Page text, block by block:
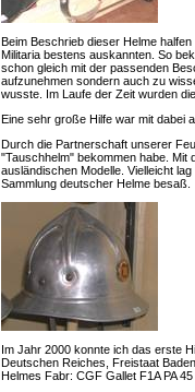
Beim Beschrieb dieser Helme
Militaria bestens auskannten. So
schon gleich mit der passenden
aufzunehmen sondern auch zu
wusste. Im Laufe der Zeit wurden
Eine sehr große Hilfe war mit dabei
Durch die Partnerschaft unserer
"Tauschhelm" bekommen habe. Mit
ausländischen Modelle. Vielleicht
Sammlung deutscher Helme besaß.
Im Jahr 2000 konnte ich das erste
Deutschen Reiches, Freistaat
Helmes Fabr: CGF Gallet F1A PA